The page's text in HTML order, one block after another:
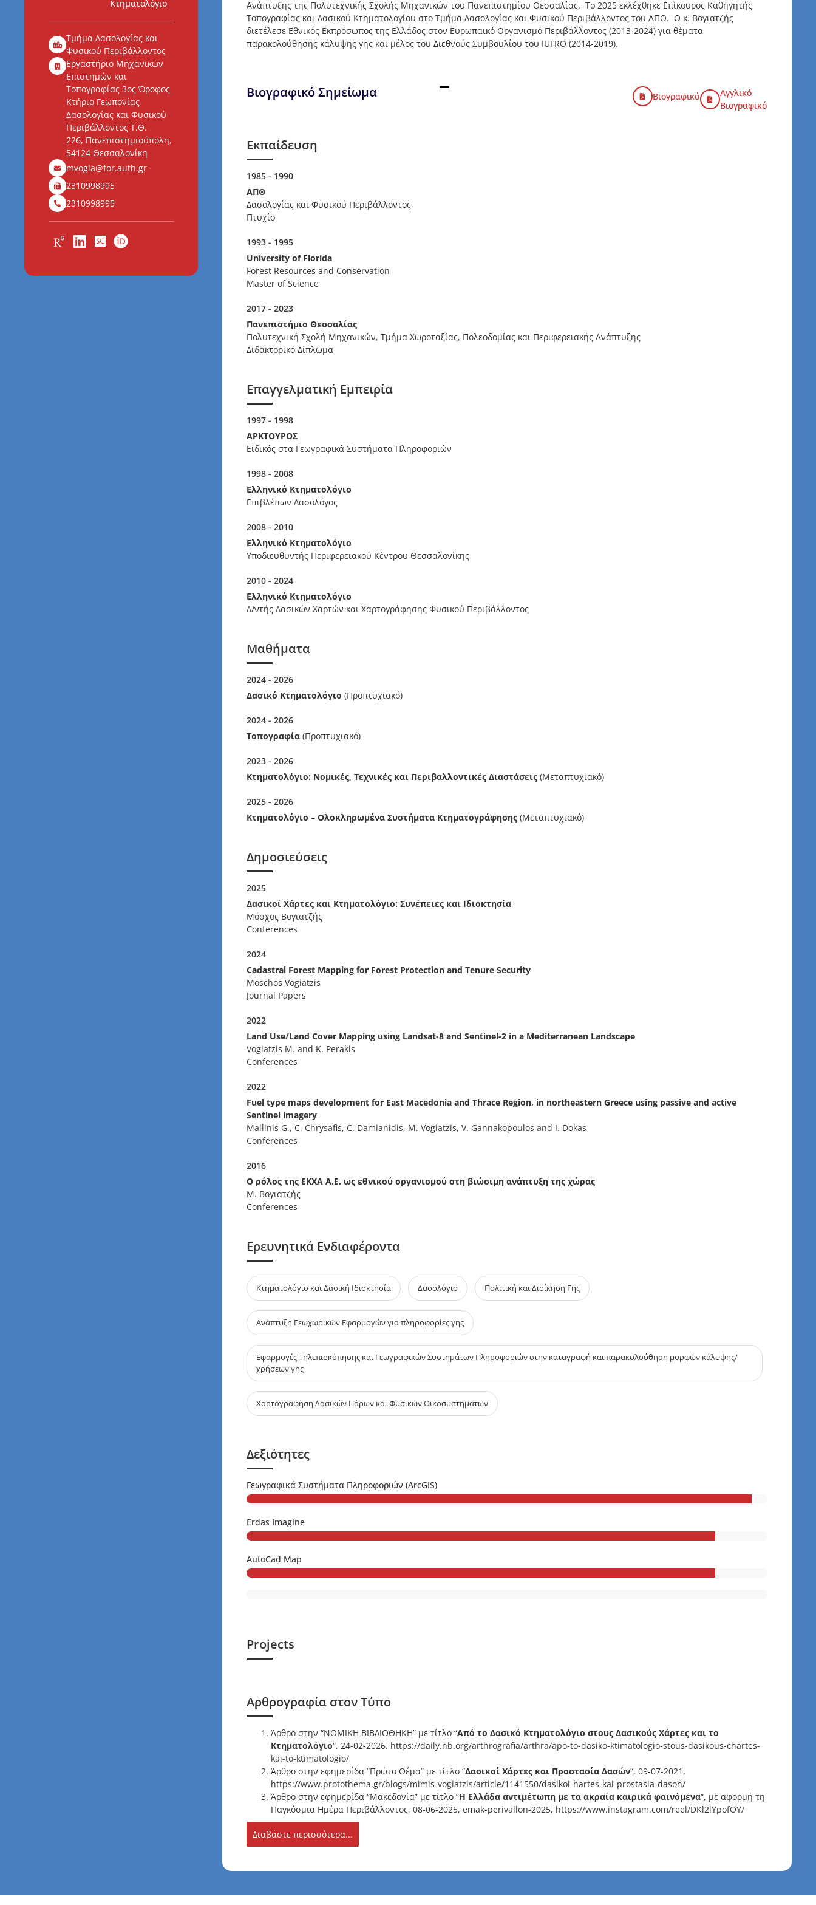
Κτηματολόγιο
Τμήμα Δασολογίας και
Φυσικού Περιβάλλοντος
Εργαστήριο Μηχανικών
Επιστημών και
Τοπογραφίας 3ος Όροφος
Κτήριο Γεωπονίας
Δασολογίας και Φυσικού
Περιβάλλοντος Τ.Θ.
226, Πανεπιστημιούπολη,
54124 Θεσσαλονίκη
mvogia@for.auth.gr
2310998995
2310998995
Ανάπτυξης της Πολυτεχνικής Σχολής Μηχανικών του Πανεπιστημίου Θεσσαλίας. Το 2025 εκλέχθηκε Επίκουρος Καθηγητής
Τοπογραφίας και Δασικού Κτηματολογίου στο Τμήμα Δασολογίας και Φυσικού Περιβάλλοντος του ΑΠΘ. Ο κ. Βογιατζής
διετέλεσε Εθνικός Εκπρόσωπος της Ελλάδος στον Ευρωπαικό Οργανισμό Περιβάλλοντος (2013-2024) για θέματα
παρακολούθησης κάλυψης γης και μέλος του Διεθνούς Συμβουλίου του IUFRO (2014-2019).
Βιογραφικό Σημείωμα Βιογραφικό
Αγγλικό
Βιογραφικό
Εκπαίδευση
1985 - 1990
ΑΠΘ
Δασολογίας και Φυσικού Περιβάλλοντος
Πτυχίο
1993 - 1995
University of Florida
Forest Resources and Conservation
Master of Science
2017 - 2023
Πανεπιστήμιο Θεσσαλίας
Πολυτεχνική Σχολή Μηχανικών, Τμήμα Χωροταξίας, Πολεοδομίας και Περιφερειακής Ανάπτυξης
Διδακτορικό Δίπλωμα
Επαγγελματική Εμπειρία
1997 - 1998
ΑΡΚΤΟΥΡΟΣ
Ειδικός στα Γεωγραφικά Συστήματα Πληροφοριών
1998 - 2008
Ελληνικό Κτηματολόγιο
Επιβλέπων Δασολόγος
2008 - 2010
Ελληνικό Κτηματολόγιο
Υποδιευθυντής Περιφερειακού Κέντρου Θεσσαλονίκης
2010 - 2024
Ελληνικό Κτηματολόγιο
Δ/ντής Δασικών Χαρτών και Χαρτογράφησης Φυσικού Περιβάλλοντος
Μαθήματα
2024 - 2026
Δασικό Κτηματολόγιο (Προπτυχιακό)
2024 - 2026
Τοπογραφία (Προπτυχιακό)
2023 - 2026
Κτηματολόγιο: Νομικές, Τεχνικές και Περιβαλλοντικές Διαστάσεις (Μεταπτυχιακό)
2025 - 2026
Κτηματολόγιο – Ολοκληρωμένα Συστήματα Κτηματογράφησης (Μεταπτυχιακό)
Δημοσιεύσεις
2025
Δασικοί Χάρτες και Κτηματολόγιο: Συνέπειες και Ιδιοκτησία
Μόσχος Βογιατζής
Conferences
2024
Cadastral Forest Mapping for Forest Protection and Tenure Security
Moschos Vogiatzis
Journal Papers
2022
Land Use/Land Cover Mapping using Landsat-8 and Sentinel-2 in a Mediterranean Landscape
Vogiatzis M. and K. Perakis
Conferences
2022
Fuel type maps development for East Macedonia and Thrace Region, in northeastern Greece using passive and active
Sentinel imagery
Mallinis G., C. Chrysafis, C. Damianidis, M. Vogiatzis, V. Gannakopoulos and I. Dokas
Conferences
2016
Ο ρόλος της ΕΚΧΑ Α.Ε. ως εθνικού οργανισμού στη βιώσιμη ανάπτυξη της χώρας
Μ. Βογιατζής
Conferences
Ερευνητικά Ενδιαφέροντα
Κτηματολόγιο και Δασική Ιδιοκτησία Δασολόγιο Πολιτική και Διοίκηση Γης
Ανάπτυξη Γεωχωρικών Εφαρμογών για πληροφορίες γης
Εφαρμογές Τηλεπισκόπησης και Γεωγραφικών Συστημάτων Πληροφοριών στην καταγραφή και παρακολούθηση μορφών κάλυψης/
χρήσεων γης
Χαρτογράφηση Δασικών Πόρων και Φυσικών Οικοσυστημάτων
Δεξιότητες
Γεωγραφικά Συστήματα Πληροφοριών (ArcGIS)
Erdas Imagine
AutoCad Map
Projects
Αρθρογραφία στον Τύπο
Άρθρο στην “ΝΟΜΙΚΗ ΒΙΒΛΙΟΘΗΚΗ” με τίτλο “Από το Δασικό Κτηματολόγιο στους Δασικούς Χάρτες και το
Κτηματολόγιο“, 24-02-2026, https://daily.nb.org/arthrografia/arthra/apo-to-dasiko-ktimatologio-stous-dasikous-chartes-
kai-to-ktimatologio/
Άρθρο στην εφημερίδα “Πρώτο Θέμα” με τίτλο “Δασικοί Χάρτες και Προστασία Δασών“, 09-07-2021,
https://www.protothema.gr/blogs/mimis-vogiatzis/article/1141550/dasikoi-hartes-kai-prostasia-dason/
Άρθρο στην εφημερίδα “Μακεδονία” με τίτλο “Η Ελλάδα αντιμέτωπη με τα ακραία καιρικά φαινόμενα“, με αφορμή τη
Παγκόσμια Ημέρα Περιβάλλοντος, 08-06-2025, emak-perivallon-2025, https://www.instagram.com/reel/DKl2lYpofOY/
Διαβάστε περισσότερα...